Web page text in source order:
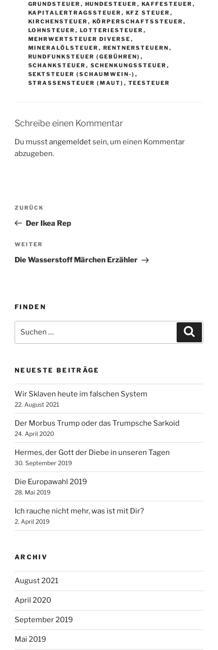
GRUNDSTEUER , HUNDESTEUER , KAFFESTEUER ,
KAPITALERTRAGSSTEUER , KFZ STEUER ,
KIRCHENSTEUER , KÖRPERSCHAFTSSTEUER ,
LOHNSTEUER , LOTTERIESTEUER ,
MEHRWERTSTEUER DIVERSE ,
MINERALÖLSTEUER , RENTNERSTEUERN ,
RUNDFUNKSTEUER (GEBÜHREN) ,
SCHANKSTEUER , SCHENKUNGSSTEUER ,
SEKTSTEUER (SCHAUMWEIN-) ,
STRASSENSTEUER (MAUT) , TEESTEUER
Schreibe einen Kommentar
Du musstangemeldetsein, um einen Kommentar
abzugeben.
Beitragsnavigation
Vorheriger
Beitrag
ZURÜCK
Der Ikea Rep
Nächster
Beitrag
WEITER
Die Wasserstoff Märchen Erzähler
FINDEN
nach:
NEUESTE BEITRÄGE
Wir Sklaven heute im falschen System
22. August 2021
Der Morbus Trump oder das Trumpsche Sarkoid
24. April 2020
Hermes, der Gott der Diebe in unseren Tagen
30. September 2019
Die Europawahl 2019
28. Mai 2019
Ich rauche nicht mehr, was ist mit Dir?
2. April 2019
ARCHIV
August 2021
April 2020
September 2019
Mai 2019